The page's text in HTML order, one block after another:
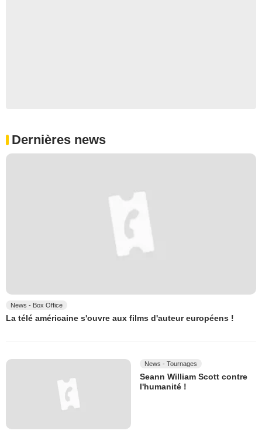
Dernières news
News - Box Office
La télé américaine s'ouvre aux films d'auteur européens !
News - Tournages
Seann William Scott contre
l'humanité !